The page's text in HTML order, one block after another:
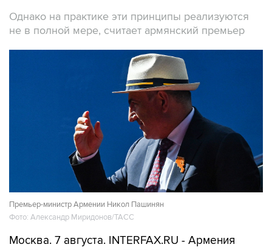
Однако на практике эти принципы реализуются
не в полной мере, считает армянский премьер
Премьер-министр Армении Никол Пашинян
Фото: Александр Миридонов/ТАСС
Москва. 7 августа. INTERFAX.RU - Армения